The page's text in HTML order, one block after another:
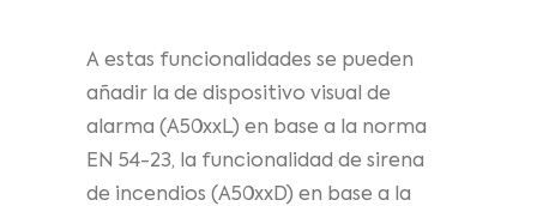
A estas funcionalidades se pueden
añadir la de dispositivo visual de
alarma (A50xxL) en base a la norma
EN 54-23, la funcionalidad de sirena
de incendios (A50xxD) en base a la